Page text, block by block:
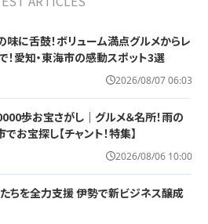
味に舌鼓！ボリューム満点グルメからレ
！愛知・東海市の感動スポット3選
2026/08/07 06:03
歩お宝さがし｜グルメ＆名所！雨の
お宝探し【チャント！特集】
2026/08/06 10:00
ちを全力支援 伊勢で新ビジネス醸成